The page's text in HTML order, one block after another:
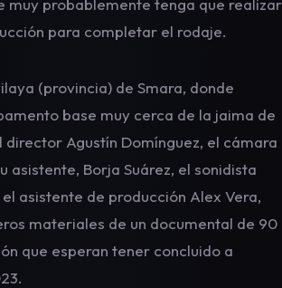
muy probablemente tenga que realizar
para completar el rodaje.
(provincia) de Smara, donde
base muy cerca de la jaima de
director Agustín Domínguez, el cámara
asistente, Borja Suárez, el sonidista
el asistente de producción Alex Vera,
materiales de un documental de 90
que esperan tener concluido a